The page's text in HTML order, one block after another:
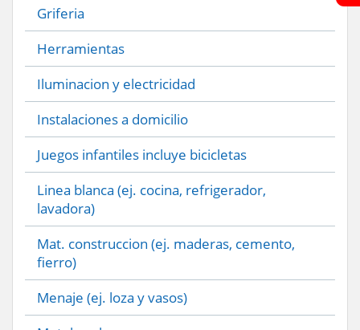
Griferia
Herramientas
Iluminacion y electricidad
Instalaciones a domicilio
Juegos infantiles incluye bicicletas
Linea blanca (ej. cocina, refrigerador,
lavadora)
Mat. construccion (ej. maderas, cemento,
fierro)
Menaje (ej. loza y vasos)